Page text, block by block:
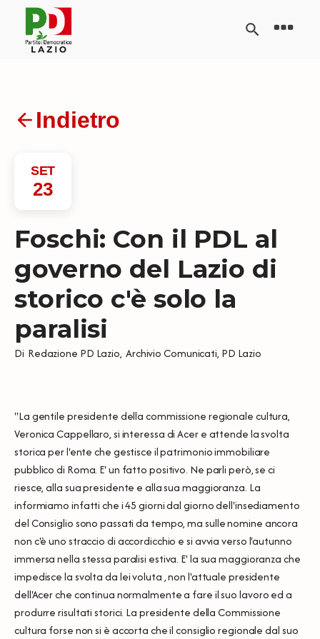
Indietro
SET
23
Foschi: Con il PDL al
governo del Lazio di
storico c'è solo la
paralisi
Di Redazione PD Lazio, Archivio Comunicati, PD Lazio
"La gentile presidente della commissione regionale cultura,
Veronica Cappellaro, si interessa di Acer e attende la svolta
storica per l'ente che gestisce il patrimonio immobiliare
pubblico di Roma. E' un fatto positivo. Ne parli però, se ci
riesce, alla sua presidente e alla sua maggioranza. La
informiamo infatti che i 45 giorni dal giorno dell'insediamento
del Consiglio sono passati da tempo, ma sulle nomine ancora
non c'è uno straccio di accordicchio e si avvia verso l'autunno
immersa nella stessa paralisi estiva. E' la sua maggioranza che
impedisce la svolta da lei voluta , non l'attuale presidente
dell'Acer che continua normalmente a fare il suo lavoro ed a
produrre risultati storici. La presidente della Commissione
cultura forse non si è accorta che il consiglio regionale dal suo